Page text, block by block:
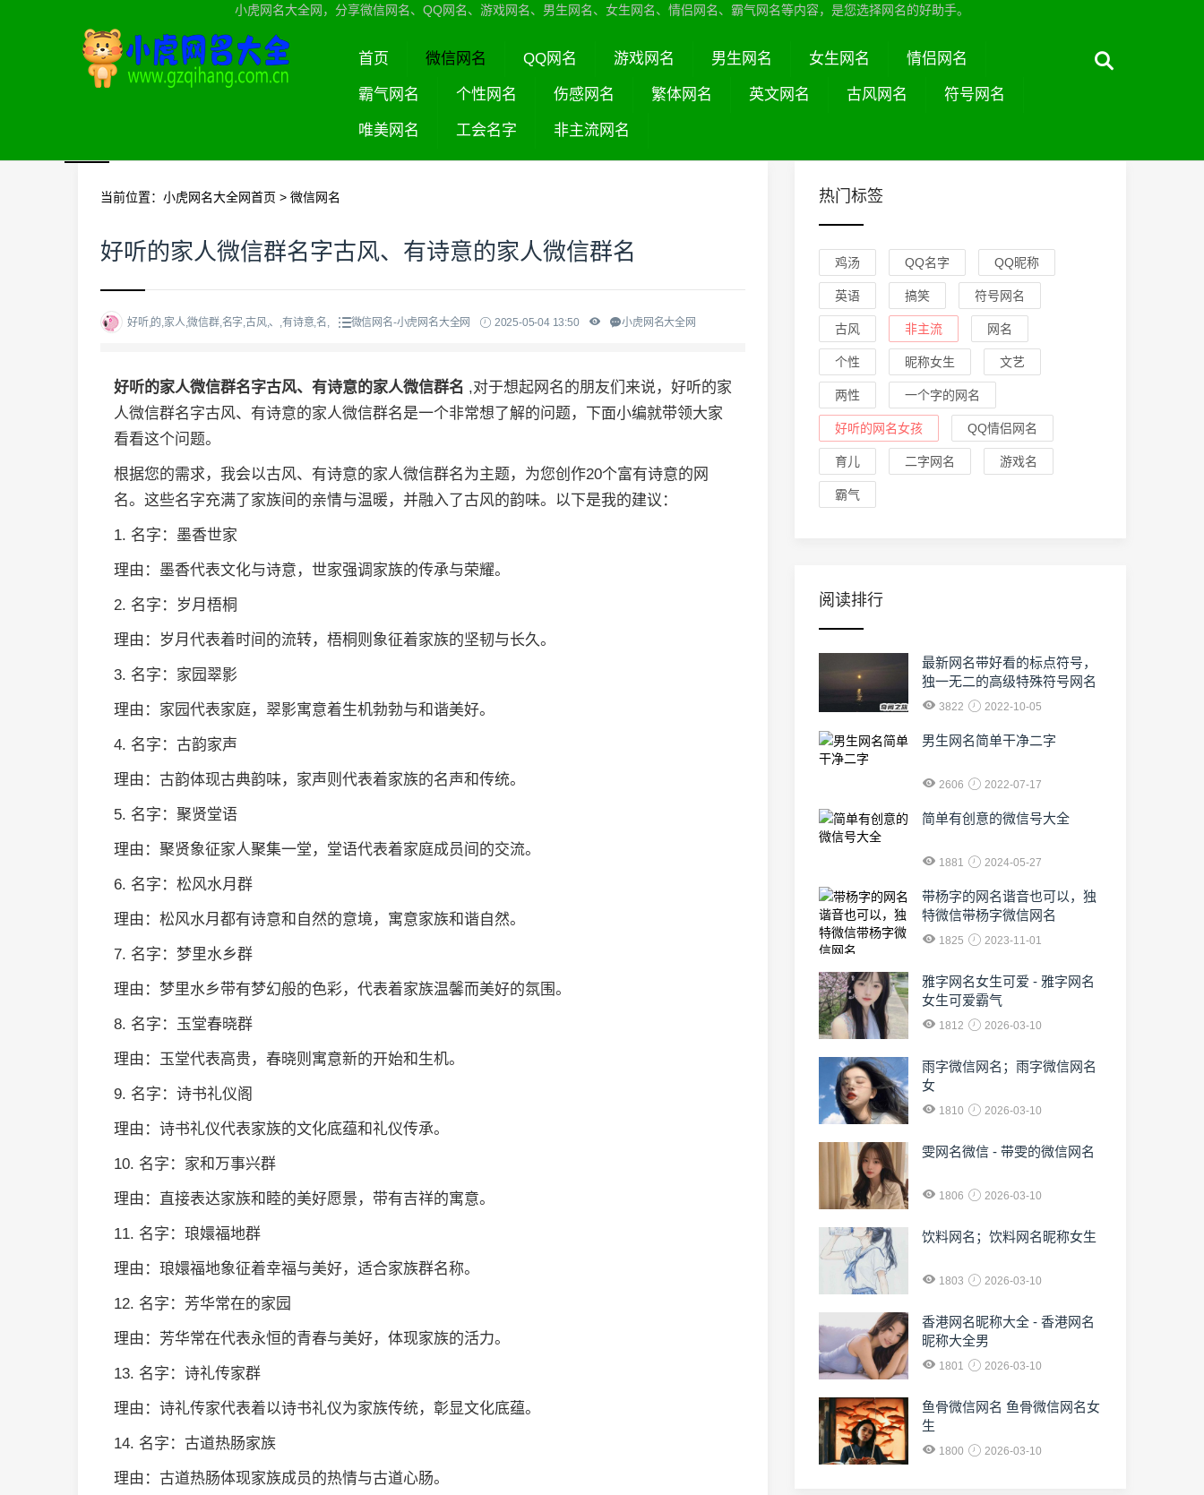
小虎网名大全网，分享微信网名、QQ网名、游戏网名、男生网名、女生网名、情侣网名、霸气网名等内容，是您选择网名的好助手。
首页 微信网名 QQ网名 游戏网名 男生网名 女生网名 情侣网名
霸气网名 个性网名 伤感网名 繁体网名 英文网名 古风网名 符号网名
唯美网名 工会名字 非主流网名
当前位置： 小虎网名大全网首页 > 微信网名
好听的家人微信群名字古风、有诗意的家人微信群名
好听,的,家人,微信群,名字,古风,、,有诗意,名, 微信网名-小虎网名大全网 2025-05-04 13:50 小虎网名大全网
好听的家人微信群名字古风、有诗意的家人微信群名 ,对于想起网名的朋友们来说，好听的家
人微信群名字古风、有诗意的家人微信群名是一个非常想了解的问题，下面小编就带领大家
看看这个问题。
根据您的需求，我会以古风、有诗意的家人微信群名为主题，为您创作20个富有诗意的网
名。这些名字充满了家族间的亲情与温暖，并融入了古风的韵味。以下是我的建议：
1. 名字：墨香世家
理由：墨香代表文化与诗意，世家强调家族的传承与荣耀。
2. 名字：岁月梧桐
理由：岁月代表着时间的流转，梧桐则象征着家族的坚韧与长久。
3. 名字：家园翠影
理由：家园代表家庭，翠影寓意着生机勃勃与和谐美好。
4. 名字：古韵家声
理由：古韵体现古典韵味，家声则代表着家族的名声和传统。
5. 名字：聚贤堂语
理由：聚贤象征家人聚集一堂，堂语代表着家庭成员间的交流。
6. 名字：松风水月群
理由：松风水月都有诗意和自然的意境，寓意家族和谐自然。
7. 名字：梦里水乡群
理由：梦里水乡带有梦幻般的色彩，代表着家族温馨而美好的氛围。
8. 名字：玉堂春晓群
理由：玉堂代表高贵，春晓则寓意新的开始和生机。
9. 名字：诗书礼仪阁
理由：诗书礼仪代表家族的文化底蕴和礼仪传承。
10. 名字：家和万事兴群
理由：直接表达家族和睦的美好愿景，带有吉祥的寓意。
11. 名字：琅嬛福地群
理由：琅嬛福地象征着幸福与美好，适合家族群名称。
12. 名字：芳华常在的家园
理由：芳华常在代表永恒的青春与美好，体现家族的活力。
13. 名字：诗礼传家群
理由：诗礼传家代表着以诗书礼仪为家族传统，彰显文化底蕴。
14. 名字：古道热肠家族
理由：古道热肠体现家族成员的热情与古道心肠。
热门标签
鸡汤 QQ名字 QQ昵称
英语 搞笑 符号网名
古风 非主流 网名
个性 昵称女生 文艺
两性 一个字的网名
好听的网名女孩 QQ情侣网名
育儿 二字网名 游戏名
霸气
阅读排行
最新网名带好看的标点符号，
独一无二的高级特殊符号网名
3822 2022-10-05
男生网名简单干净二字
2606 2022-07-17
简单有创意的微信号大全
1881 2024-05-27
​带杨字的网名谐音也可以，独
特微信带杨字微信网名
1825 2023-11-01
雅字网名女生可爱 - 雅字网名
女生可爱霸气
1812 2026-03-10
雨字微信网名；雨字微信网名
女
1810 2026-03-10
雯网名微信 - 带雯的微信网名
1806 2026-03-10
饮料网名；饮料网名昵称女生
1803 2026-03-10
香港网名昵称大全 - 香港网名
昵称大全男
1801 2026-03-10
鱼骨微信网名 鱼骨微信网名女
生
1800 2026-03-10